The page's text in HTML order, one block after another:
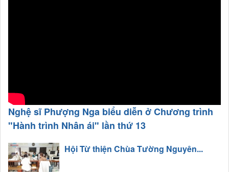
Nghệ sĩ Phượng Nga biểu diễn ở Chương trình
"Hành trình Nhân ái" lần thứ 13
Hội Từ thiện Chùa Tường Nguyên...